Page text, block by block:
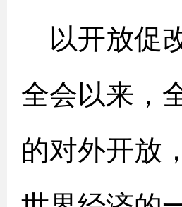
以开放促
全会以来，
的对外开放